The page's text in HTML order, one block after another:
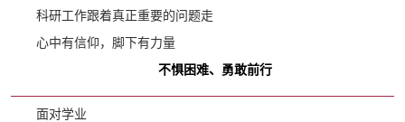
科研工作跟着真正重要的问题走
心中有信仰，脚下有力量
不惧困难、勇敢前行
面对学业